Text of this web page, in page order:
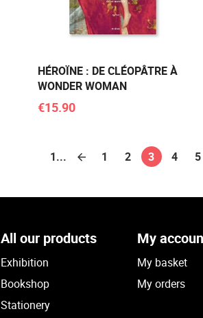
HÉROÏNE : DE CLÉOPÂTRE À
WONDER WOMAN
€15.90
1... 1 2 3 4 5
All our products
Exhibition
Bookshop
Stationery
My
My basket
My orders